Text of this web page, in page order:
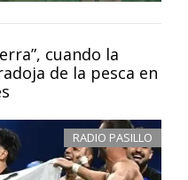
cuando la
de la pesca en
RADIO PASILLO